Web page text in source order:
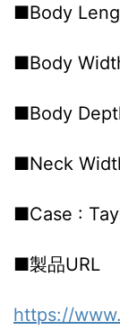
■Body
■Body
■Body
■Neck
■Case :
■製品URL
https://